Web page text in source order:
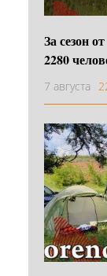
За сезон
2280
7 августа